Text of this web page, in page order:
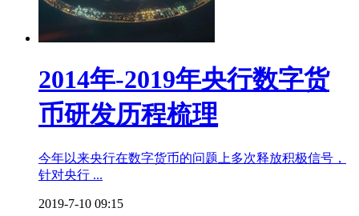
2014年-2019年央行数字货
币研发历程梳理
今年以来央行在数字货币的问题上多次释放积极信号，
针对央行 ...
2019-7-10 09:15